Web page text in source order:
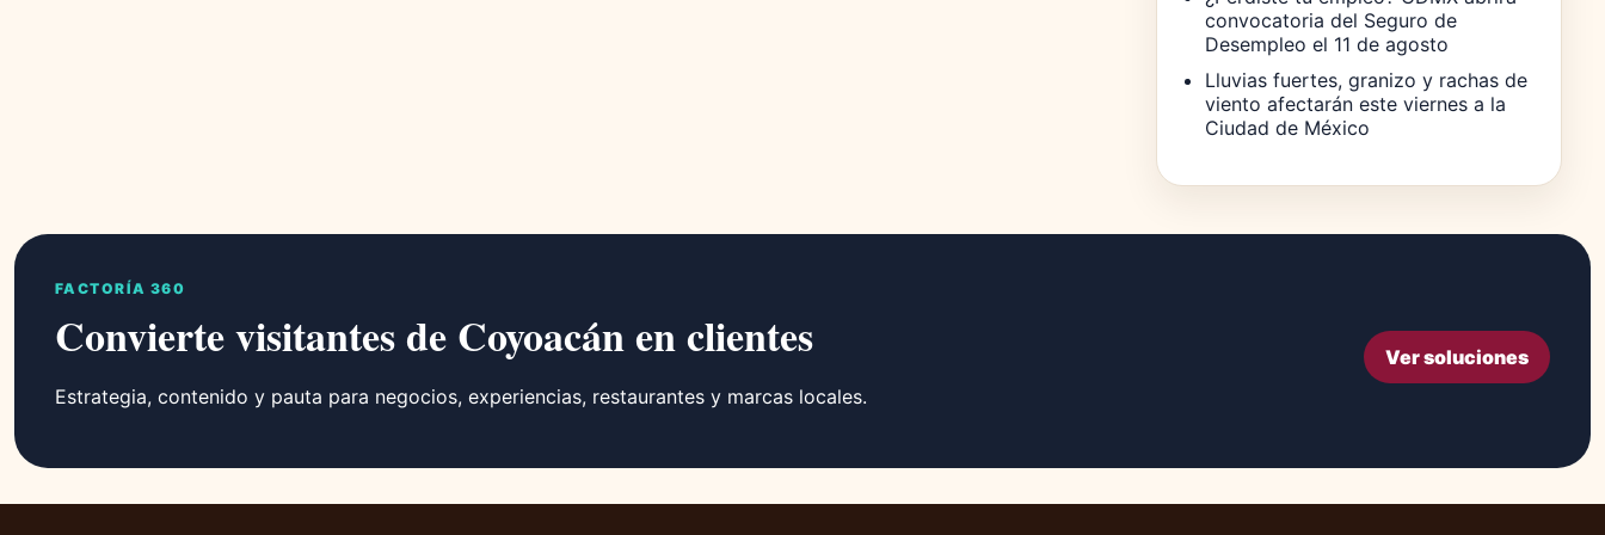
convocatoria del Seguro de
Desempleo el 11 de agosto
Lluvias fuertes, granizo y rachas de
viento afectarán este viernes a la
Ciudad de México
FACTORÍA 360
Convierte visitantes de Coyoacán en clientes
Estrategia, contenido y pauta para negocios, experiencias, restaurantes y marcas locales.
Ver soluciones